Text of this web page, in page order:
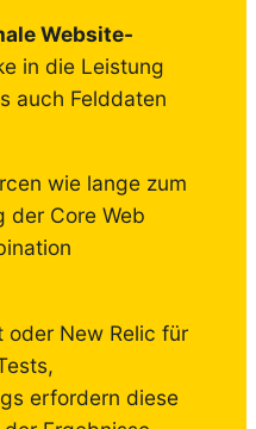
Website-
in die Leistung
auch Felddaten
wie lange zum
der Core Web
oder New Relic für
erfordern diese